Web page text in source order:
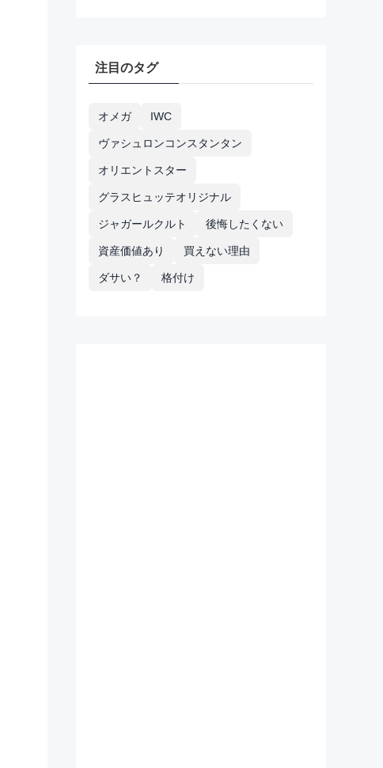
注目のタグ
オメガ IWC
ヴァシュロンコンスタンタン
オリエントスター
グラスヒュッテオリジナル
ジャガールクルト 後悔したくない
資産価値あり 買えない理由
ダサい？ 格付け